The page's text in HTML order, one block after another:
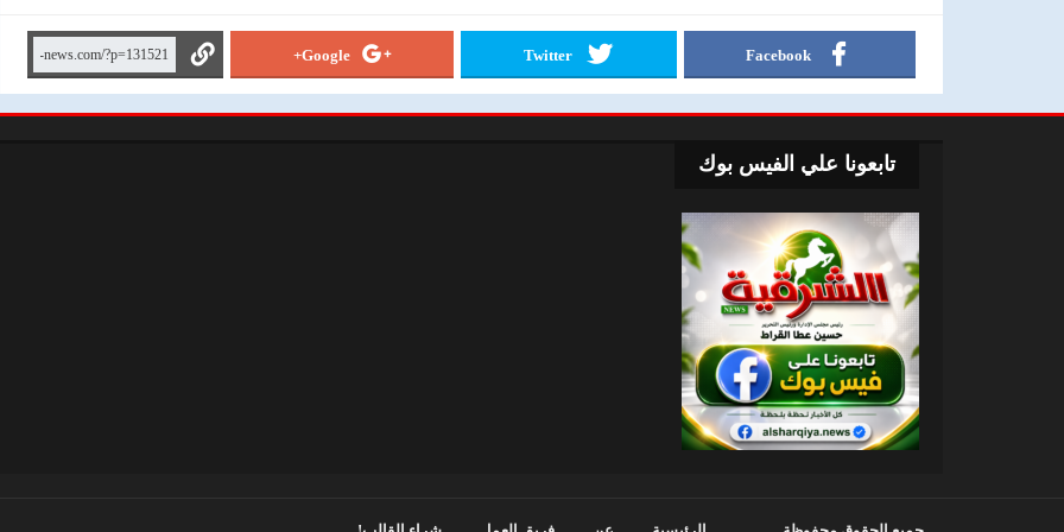
Facebook
Twitter
Google+
تابعونا علي الفيس بوك